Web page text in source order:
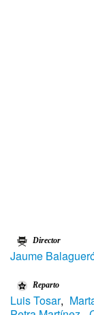
Director
Jaume
Reparto
Luis Tosar,